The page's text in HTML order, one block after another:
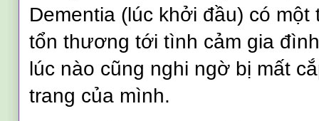
Dementia (lúc khởi đầu) có
tổn thương tới tình cảm gia
lúc nào cũng nghi ngờ bị mất
trang của mình.